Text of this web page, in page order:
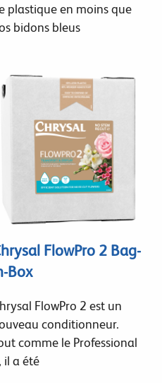
plastique en moins que
bidons bleus
FlowPro 2 Bag-
Box
FlowPro 2 est un
conditionneur.
comme le Professional
il a été